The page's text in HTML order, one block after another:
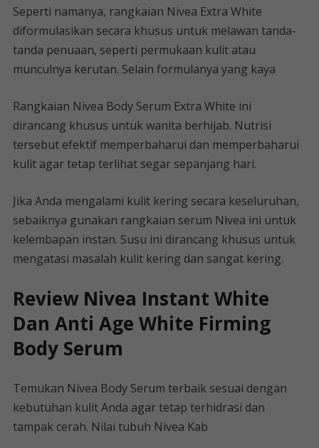
Seperti namanya, rangkaian Nivea Extra White
diformulasikan secara khusus untuk melawan tanda-
tanda penuaan, seperti permukaan kulit atau
munculnya kerutan. Selain formulanya yang kaya
Rangkaian Nivea Body Serum Extra White ini
dirancang khusus untuk wanita berhijab. Nutrisi
tersebut efektif memperbaharui dan memperbaharui
kulit agar tetap terlihat segar sepanjang hari.
Jika Anda mengalami kulit kering secara keseluruhan,
sebaiknya gunakan rangkaian serum Nivea ini untuk
kelembapan instan. Susu ini dirancang khusus untuk
mengatasi masalah kulit kering dan sangat kering.
Review Nivea Instant White
Dan Anti Age White Firming
Body Serum
Temukan Nivea Body Serum terbaik sesuai dengan
kebutuhan kulit Anda agar tetap terhidrasi dan
tampak cerah. Nilai tubuh Nivea Kab